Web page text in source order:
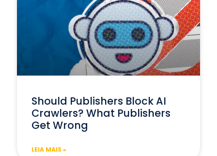
Should Publishers Block AI
Crawlers? What Publishers
Get Wrong
LEIA MAIS »